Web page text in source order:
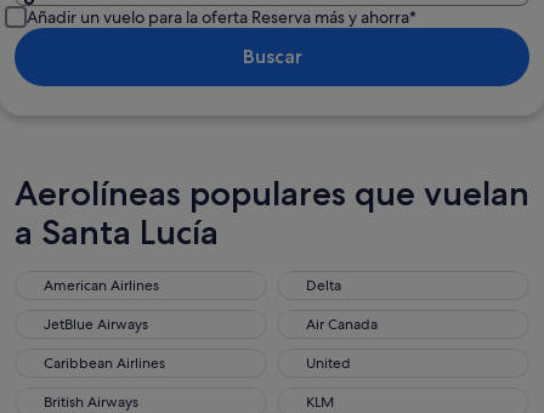
Añadir un vuelo para la oferta Reserva más y ahorra*
Buscar
Aerolíneas populares que vuelan
a Santa Lucía
American Airlines
Delta
JetBlue Airways
Air Canada
Caribbean Airlines
United
British Airways
KLM